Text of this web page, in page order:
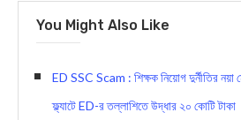
You Might Also Like
ED SSC Scam : শিক্ষক নিয়োগ দুর্নীতির নয়া
ফ্ল্যাটে ED-র তল্লাশিতে উদ্ধার ২০ কোটি টাকা